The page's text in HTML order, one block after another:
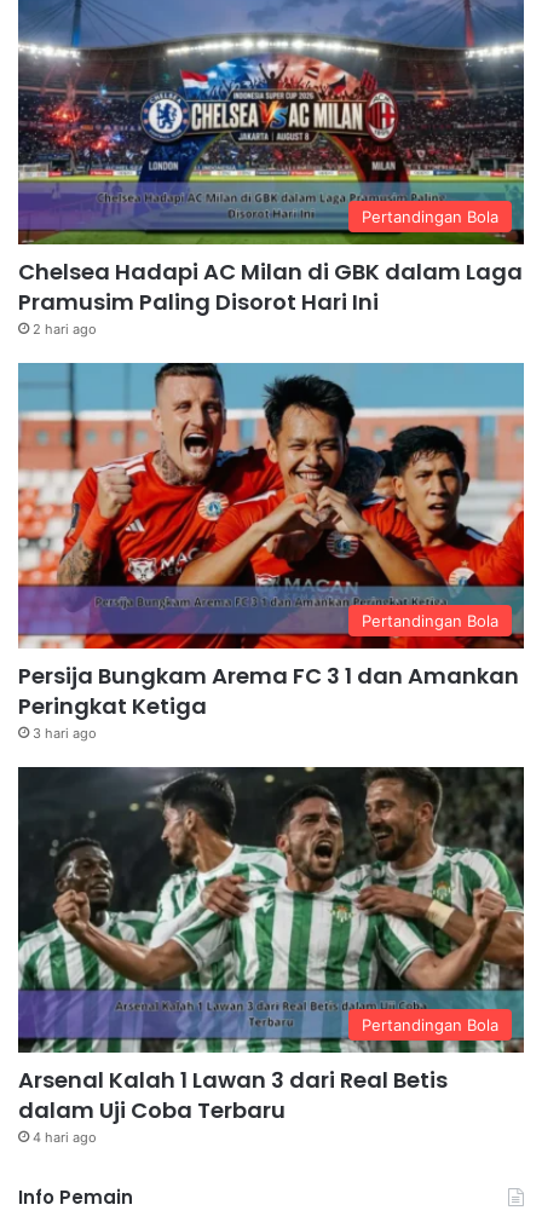
Pertandingan Bola
Chelsea Hadapi AC Milan di GBK dalam Laga
Pramusim Paling Disorot Hari Ini
2 hari ago
Pertandingan Bola
Persija Bungkam Arema FC 3 1 dan Amankan
Peringkat Ketiga
3 hari ago
Pertandingan Bola
Arsenal Kalah 1 Lawan 3 dari Real Betis
dalam Uji Coba Terbaru
4 hari ago
Info Pemain